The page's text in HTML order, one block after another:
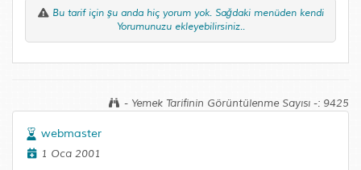
Bu tarif için şu anda hiç yorum yok. Sağdaki menüden kendi
Yorumunuzu ekleyebilirsiniz..
- Yemek Tarifinin Görüntülenme Sayısı -: 9425
webmaster
1 Oca 2001